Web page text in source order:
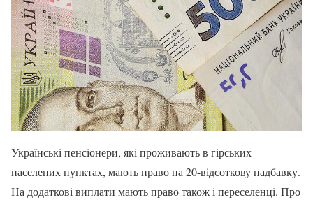
Українські пенсіонери, які проживають в гірських
населених пунктах, мають право на 20-відсоткову надбавку.
На додаткові виплати мають право також і переселенці. Про